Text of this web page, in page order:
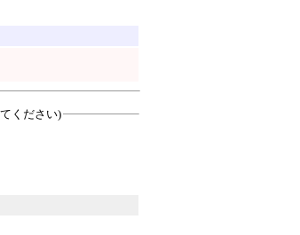
ください)